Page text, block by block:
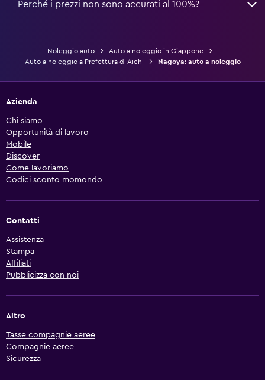
Perché i prezzi non sono accurati al 100%?
Noleggio auto
Auto a noleggio in Giappone
Auto a noleggio a Prefettura di Aichi
Nagoya: auto a noleggio
Azienda
Chi siamo
Opportunità di lavoro
Mobile
Discover
Come lavoriamo
Codici sconto momondo
Contatti
Assistenza
Stampa
Affiliati
Pubblicizza con noi
Altro
Tasse compagnie aeree
Compagnie aeree
Sicurezza